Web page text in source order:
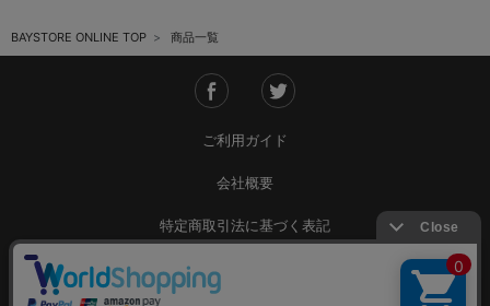
BAYSTORE ONLINE TOP 商品一覧
ご利用ガイド
会社概要
特定商取引法に基づく表記
ご利用規約